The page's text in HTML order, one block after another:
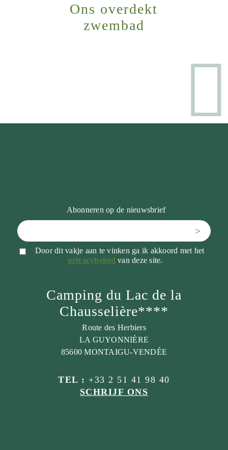
Ons overdekt
zwembad
Abonneren op de nieuwsbrief
>
Door dit vakje aan te vinken ga ik akkoord met het
privacybeleid van deze site.
Camping du Lac de la
Chausselière****
Route des Herbiers
LA GUYONNIÈRE
85600 MONTAIGU-VENDÉE
TEL : +33 2 51 41 98 40
SCHRIJF ONS